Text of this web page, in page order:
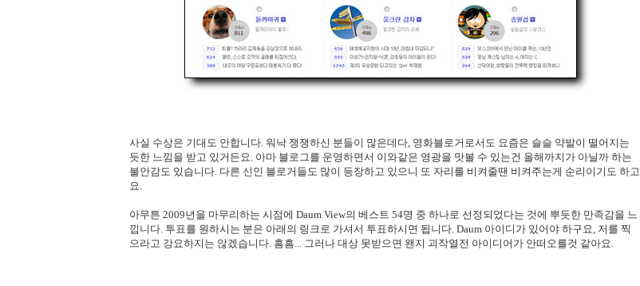
사실 수상은 기대도 안합니다. 워낙 쟁쟁하신 분들이 많은데다, 영화블로거로서도 요즘은 슬슬 약발이 떨어지는
듯한 느낌을 받고 있거든요. 아마 블로그를 운영하면서 이와같은 영광을 맛볼 수 있는건 올해까지가 아닐까 하는
불안감도 있습니다. 다른 신인 블로거들도 많이 등장하고 있으니 또 자리를 비켜줄땐 비켜주는게 순리이기도 하고
요.
아무튼 2009년을 마무리하는 시점에 Daum View의 베스트 54명 중 하나로 선정되었다는 것에 뿌듯한 만족감을 느
낍니다. 투표를 원하시는 분은 아래의 링크로 가셔서 투표하시면 됩니다. Daum 아이디가 있어야 하구요, 저를 찍
으라고 강요하지는 않겠습니다. 흠흠... 그러나 대상 못받으면 왠지 괴작열전 아이디어가 안떠오를것 같아요.